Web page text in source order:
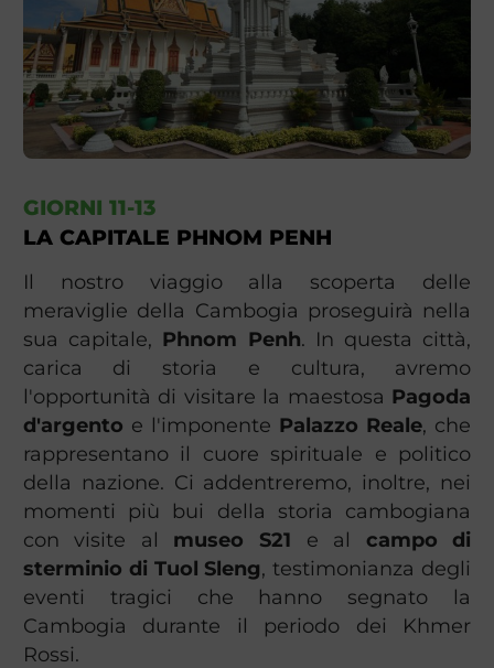
GIORNI 11-13
LA CAPITALE PHNOM PENH
Il nostro viaggio alla scoperta delle
meraviglie della Cambogia proseguirà nella
sua capitale, Phnom Penh. In questa città,
carica di storia e cultura, avremo
l'opportunità di visitare la maestosa Pagoda
d'argento e l'imponente Palazzo Reale, che
rappresentano il cuore spirituale e politico
della nazione. Ci addentreremo, inoltre, nei
momenti più bui della storia cambogiana
con visite al museo S21 e al campo di
sterminio di Tuol Sleng, testimonianza degli
eventi tragici che hanno segnato la
Cambogia durante il periodo dei Khmer
Rossi.